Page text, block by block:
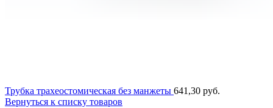
Трубка трахеостомическая без манжеты 641,30 руб.
Вернуться к списку товаров